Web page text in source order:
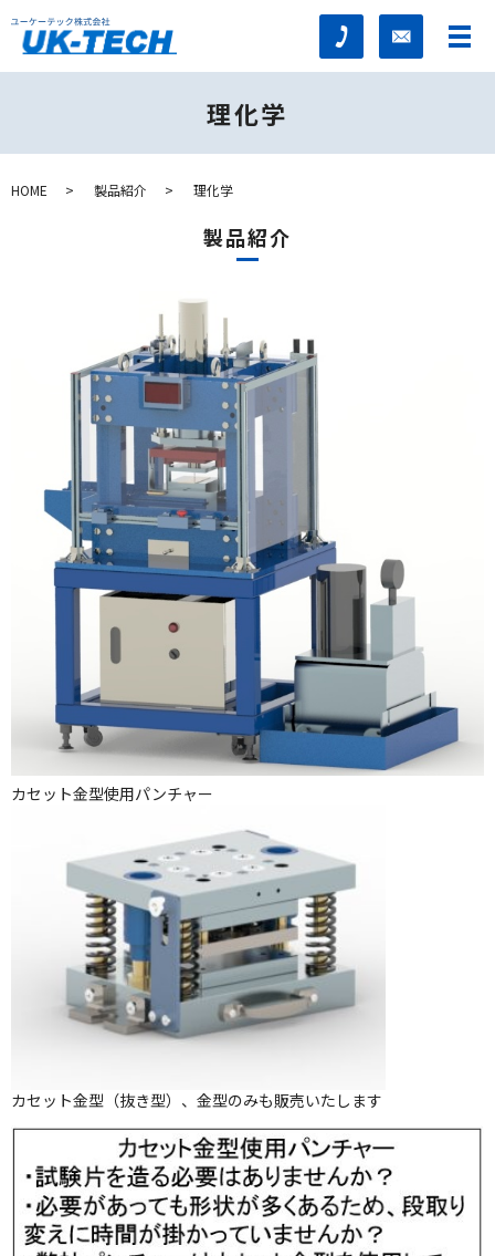
理化学
HOME 製品紹介 理化学
製品紹介
カセット金型使用パンチャー
カセット金型（抜き型）、金型のみも販売いたします